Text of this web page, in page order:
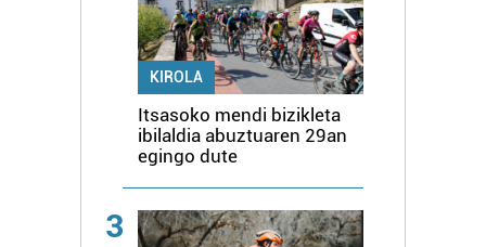
KIROLA
Itsasoko mendi bizikleta
ibilaldia abuztuaren 29an
egingo dute
3